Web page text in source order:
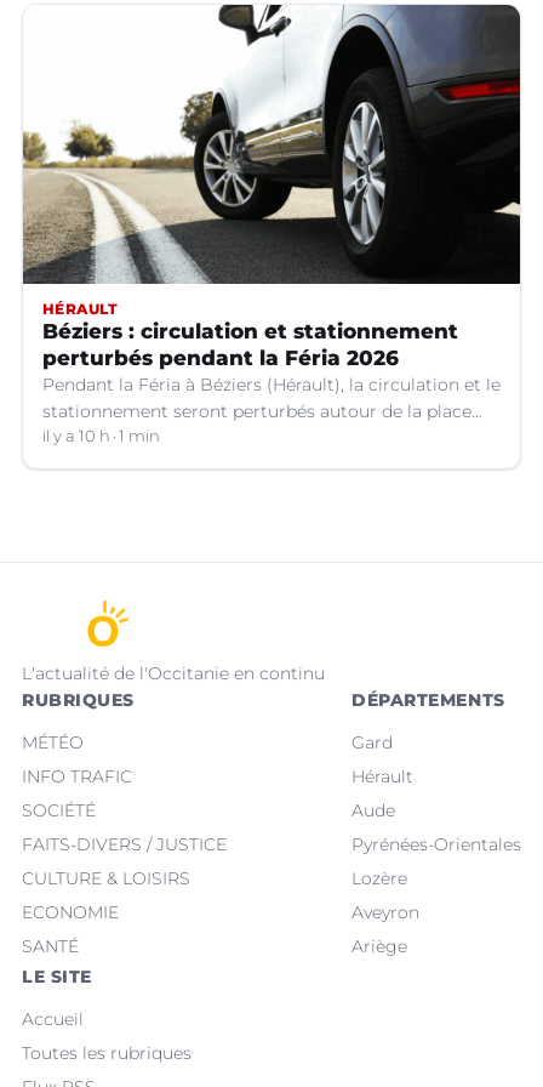
HÉRAULT
Béziers : circulation et stationnement
perturbés pendant la Féria 2026
Pendant la Féria à Béziers (Hérault), la circulation et le
stationnement seront perturbés autour de la place
Pierre Sémard.
il y a 10 h 1 min
L'actualité de l'Occitanie en continu
RUBRIQUES
MÉTÉO
INFO TRAFIC
SOCIÉTÉ
FAITS-DIVERS / JUSTICE
CULTURE & LOISIRS
ECONOMIE
SANTÉ
DÉPARTEMENTS
Gard
Hérault
Aude
Pyrénées-Orientales
Lozère
Aveyron
Ariège
LE SITE
Accueil
Toutes les rubriques